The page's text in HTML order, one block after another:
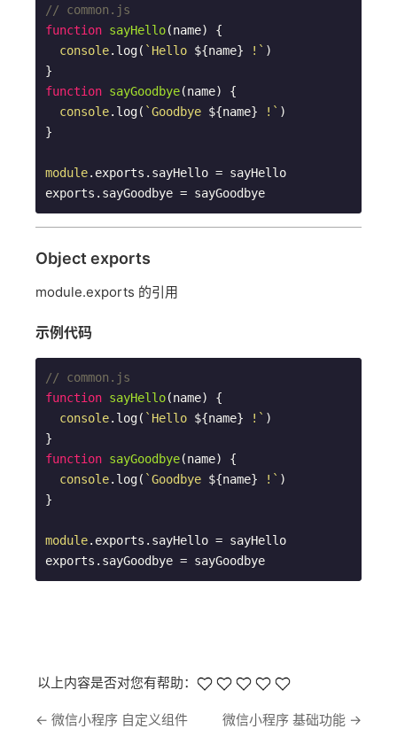
// common.js
function sayHello(name) {
console.log( `Hello ${name} !` )
function sayGoodbye(name) {
console.log( `Goodbye ${name} !` )
}
module.exports.sayHello = sayHello
exports.sayGoodbye = sayGoodbye
Object exports
module.exports 的引用
示例代码
// common.js
function sayHello(name) {
console.log( `Hello ${name} !` )
function sayGoodbye(name) {
console.log( `Goodbye ${name} !` )
}
module.exports.sayHello = sayHello
exports.sayGoodbye = sayGoodbye
以上内容是否对您有帮助：
← 微信小程序 自定义组件 微信小程序 基础功能 →